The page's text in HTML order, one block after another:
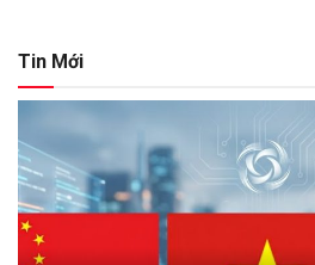
Tin Mới